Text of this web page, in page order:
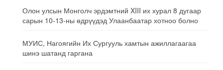
Олон улсын Монголч эрдэмтний XIII их хурал 8 дугаар
сарын 10-13-ны өдрүүдэд Улаанбаатар хотноо болно
МУИС, Нагоягийн Их Сургууль хамтын ажиллагаагаа
шинэ шатанд гаргана